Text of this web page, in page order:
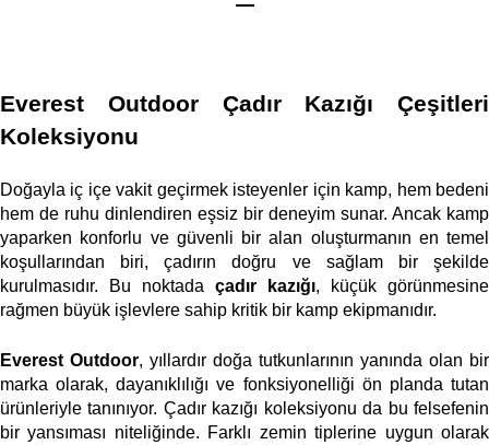
Everest Outdoor Çadır Kazığı Çeşitleri
Koleksiyonu
Doğayla iç içe vakit geçirmek isteyenler için kamp, hem bedeni
hem de ruhu dinlendiren eşsiz bir deneyim sunar. Ancak kamp
yaparken konforlu ve güvenli bir alan oluşturmanın en temel
koşullarından biri, çadırın doğru ve sağlam bir şekilde
kurulmasıdır. Bu noktada çadır kazığı, küçük görünmesine
rağmen büyük işlevlere sahip kritik bir kamp ekipmanıdır.
Everest Outdoor, yıllardır doğa tutkunlarının yanında olan bir
marka olarak, dayanıklılığı ve fonksiyonelliği ön planda tutan
ürünleriyle tanınıyor. Çadır kazığı koleksiyonu da bu felsefenin
bir yansıması niteliğinde. Farklı zemin tiplerine uygun olarak